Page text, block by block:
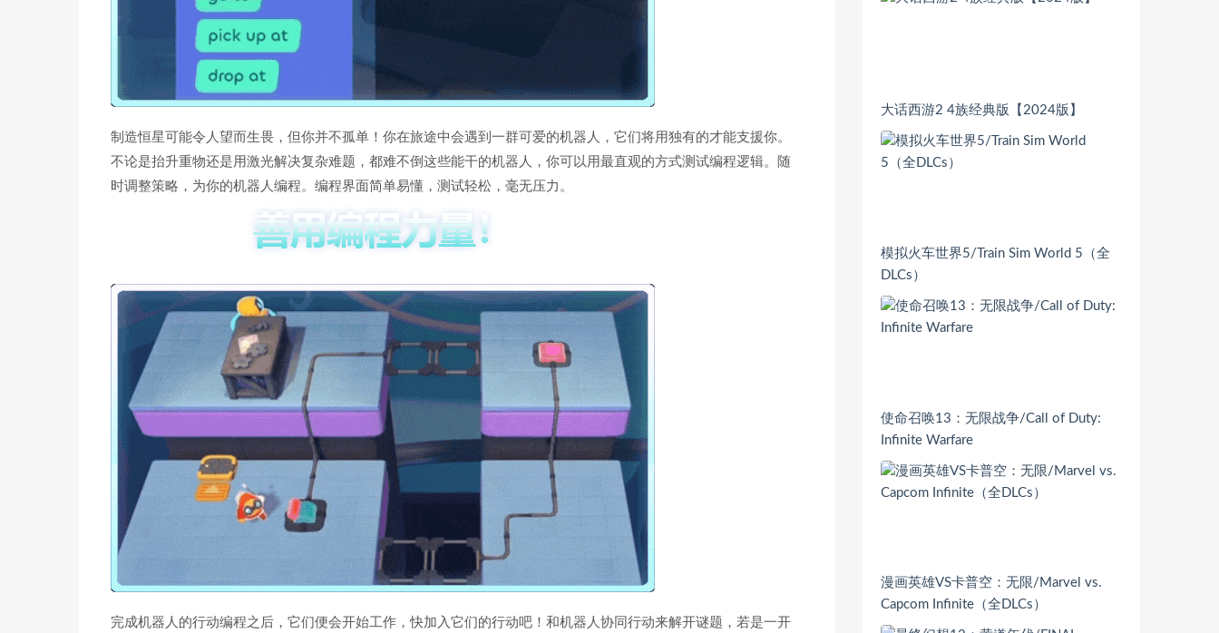
制造恒星可能令人望而生畏，但你并不孤单！你在旅途中会遇到一群可爱的机器人，它们将用独有的才能支援你。
不论是抬升重物还是用激光解决复杂难题，都难不倒这些能干的机器人，你可以用最直观的方式测试编程逻辑。随
时调整策略，为你的机器人编程。编程界面简单易懂，测试轻松，毫无压力。
完成机器人的行动编程之后，它们便会开始工作，快加入它们的行动吧！和机器人协同行动来解开谜题，若是一开
大话西游2 4族经典版【2024版】
模拟火车世界5/Train Sim World 5（全
DLCs）
使命召唤13：无限战争/Call of Duty:
Infinite Warfare
漫画英雄VS卡普空：无限/Marvel vs.
Capcom Infinite（全DLCs）